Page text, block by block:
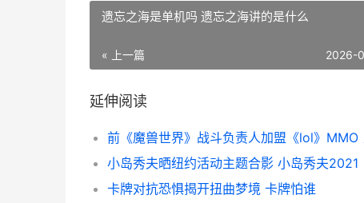
遗忘之海是单机吗 遗忘之海讲的是什么
« 上一篇 2026-
延伸阅读
小岛秀夫晒纽约活动主题合影 小岛秀夫2021
卡牌对抗恐惧揭开扭曲梦境 卡牌怕谁